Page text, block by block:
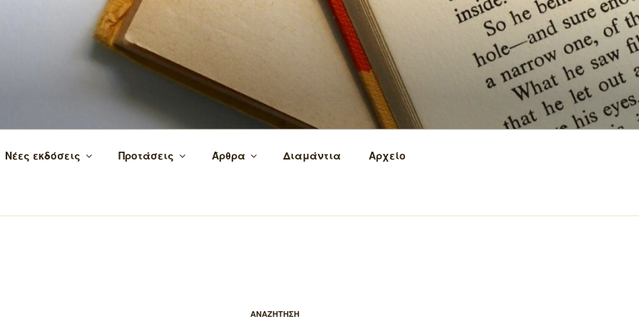
τα βιβλία και τη γνώση!
Νέες εκδόσεις Προτάσεις Άρθρα Διαμάντια Αρχείο
ΑΝΑΖΗΤΗΣΗ